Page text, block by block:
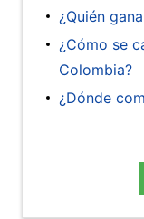
¿Quién
¿Cómo se
Colombia?
¿Dónde